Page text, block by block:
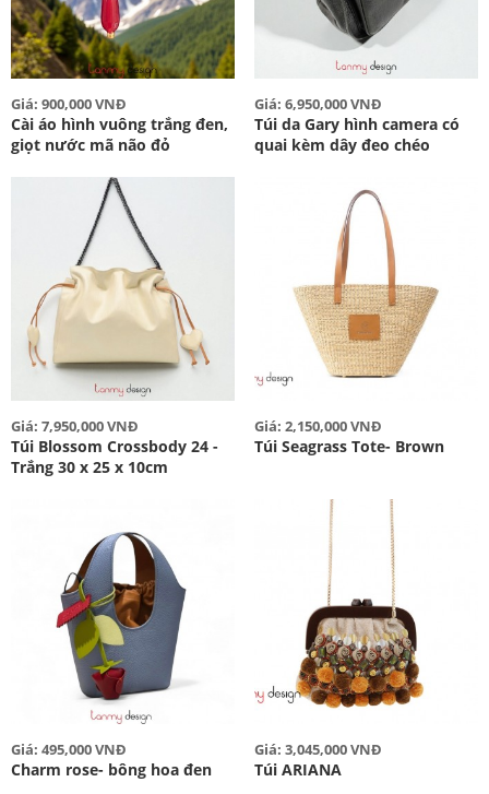
Giá: 900,000 VNĐ
Cài áo hình vuông trắng đen,
giọt nước mã não đỏ
Giá: 6,950,000 VNĐ
Túi da Gary hình camera có
quai kèm dây đeo chéo
Giá: 7,950,000 VNĐ
Túi Blossom Crossbody 24 -
Trắng 30 x 25 x 10cm
Giá: 2,150,000 VNĐ
Túi Seagrass Tote- Brown
Giá: 495,000 VNĐ
Charm rose- bông hoa đen
Giá: 3,045,000 VNĐ
Túi ARIANA